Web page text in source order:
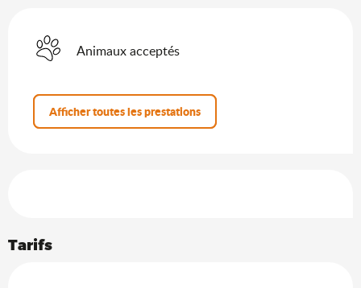
Animaux acceptés
Afficher toutes les prestations
Tarifs